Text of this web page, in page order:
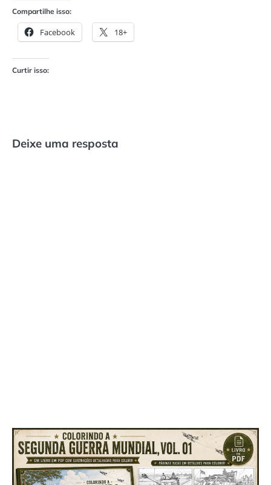
Compartilhe isso:
Facebook 18+
Curtir isso:
Deixe uma resposta